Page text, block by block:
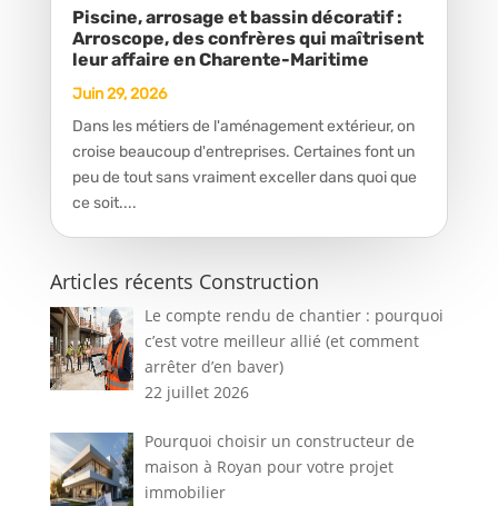
Piscine, arrosage et bassin décoratif :
Arroscope, des confrères qui maîtrisent
leur affaire en Charente-Maritime
Juin 29, 2026
Dans les métiers de l'aménagement extérieur, on
croise beaucoup d'entreprises. Certaines font un
peu de tout sans vraiment exceller dans quoi que
ce soit....
Articles récents Construction
Le compte rendu de chantier : pourquoi
c’est votre meilleur allié (et comment
arrêter d’en baver)
22 juillet 2026
Pourquoi choisir un constructeur de
maison à Royan pour votre projet
immobilier